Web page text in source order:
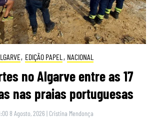
, EDIÇÃO PAPEL , NACIONAL
no Algarve entre as 17
nas praias portuguesas
8 Agosto, 2026 | Cristina Mendonça